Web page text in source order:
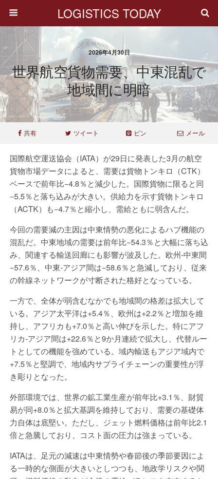
LOGISTICS TODAY
2026年4月30日
世界航空貨物需要、中東混乱で
地域間に明暗
共有 ツイート ピン メール
国際航空運送協会（IATA）が29日に発表した3月の航空
貨物市場データによると、需要は貨物トンキロ（CTK）
ベースで前年比−4.8％と減少した。国際貨物に限ると同
−5.5％と落ち込みが大きい。供給力を示す貨物トンキロ
（ACTK）も−4.7％と縮小し、需給ともに弱含んだ。
今回の需要減の主因は中東情勢の悪化によるハブ機能の
混乱だ。中東地域の需要は前年比−54.3％と大幅に落ち込
み、関連する輸送回廊にも影響が波及した。欧州-中東間
−57.6％、中東-アジア間は−58.6％と急減しており、従来
の幹線ネットワークが寸断された格好となっている。
一方で、全体が弱含むなかでも地域間の格差は拡大して
いる。アジア太平洋は+5.4％、欧州は+2.2％と増加を維
持し、アフリカも+7.0％と高い伸びを示した。特にアフ
リカ-アジア間は+22.6％と9か月連続で拡大し、代替ルー
トとしての機能を強めている。域内輸送もアジア域内で
+7.5％と堅調で、地域内サプライチェーンの重要性が浮
き彫りとなった。
外部環境では、世界の鉱工業生産が前年比+3.1％、財貿
易が同+8.0％と拡大基調を維持しており、需要の基礎体
力自体は底堅い。ただし、ジェット燃料価格は前年比2.1
倍と急騰しており、コスト面の圧力は強まっている。
IATAは、足元の減速は中東情勢や春節後の季節要因によ
る一時的な側面が大きいとしつつも、地政学リスクや関